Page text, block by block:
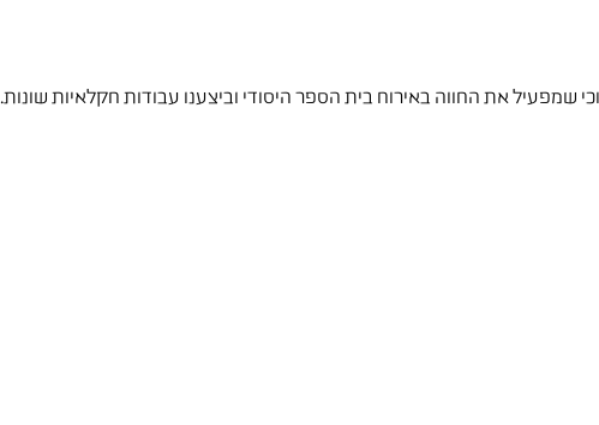
שמפעיל את החווה באירוח בית הספר היסודי וביצענו עבודות חקלאיות שונות.